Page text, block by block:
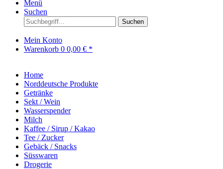
Menü
Suchen
Suchen
Mein Konto
Warenkorb 0 0,00 € *
Home
Norddeutsche Produkte
Getränke
Sekt / Wein
Wasserspender
Milch
Kaffee / Sirup / Kakao
Tee / Zucker
Gebäck / Snacks
Süsswaren
Drogerie